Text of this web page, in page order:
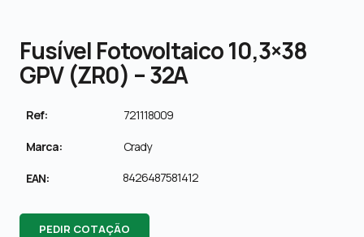
Fusível Fotovoltaico 10,3×38
GPV (ZR0) – 32A
Ref: 721118009
Marca: Crady
EAN: 8426487581412
PEDIR COTAÇÃO